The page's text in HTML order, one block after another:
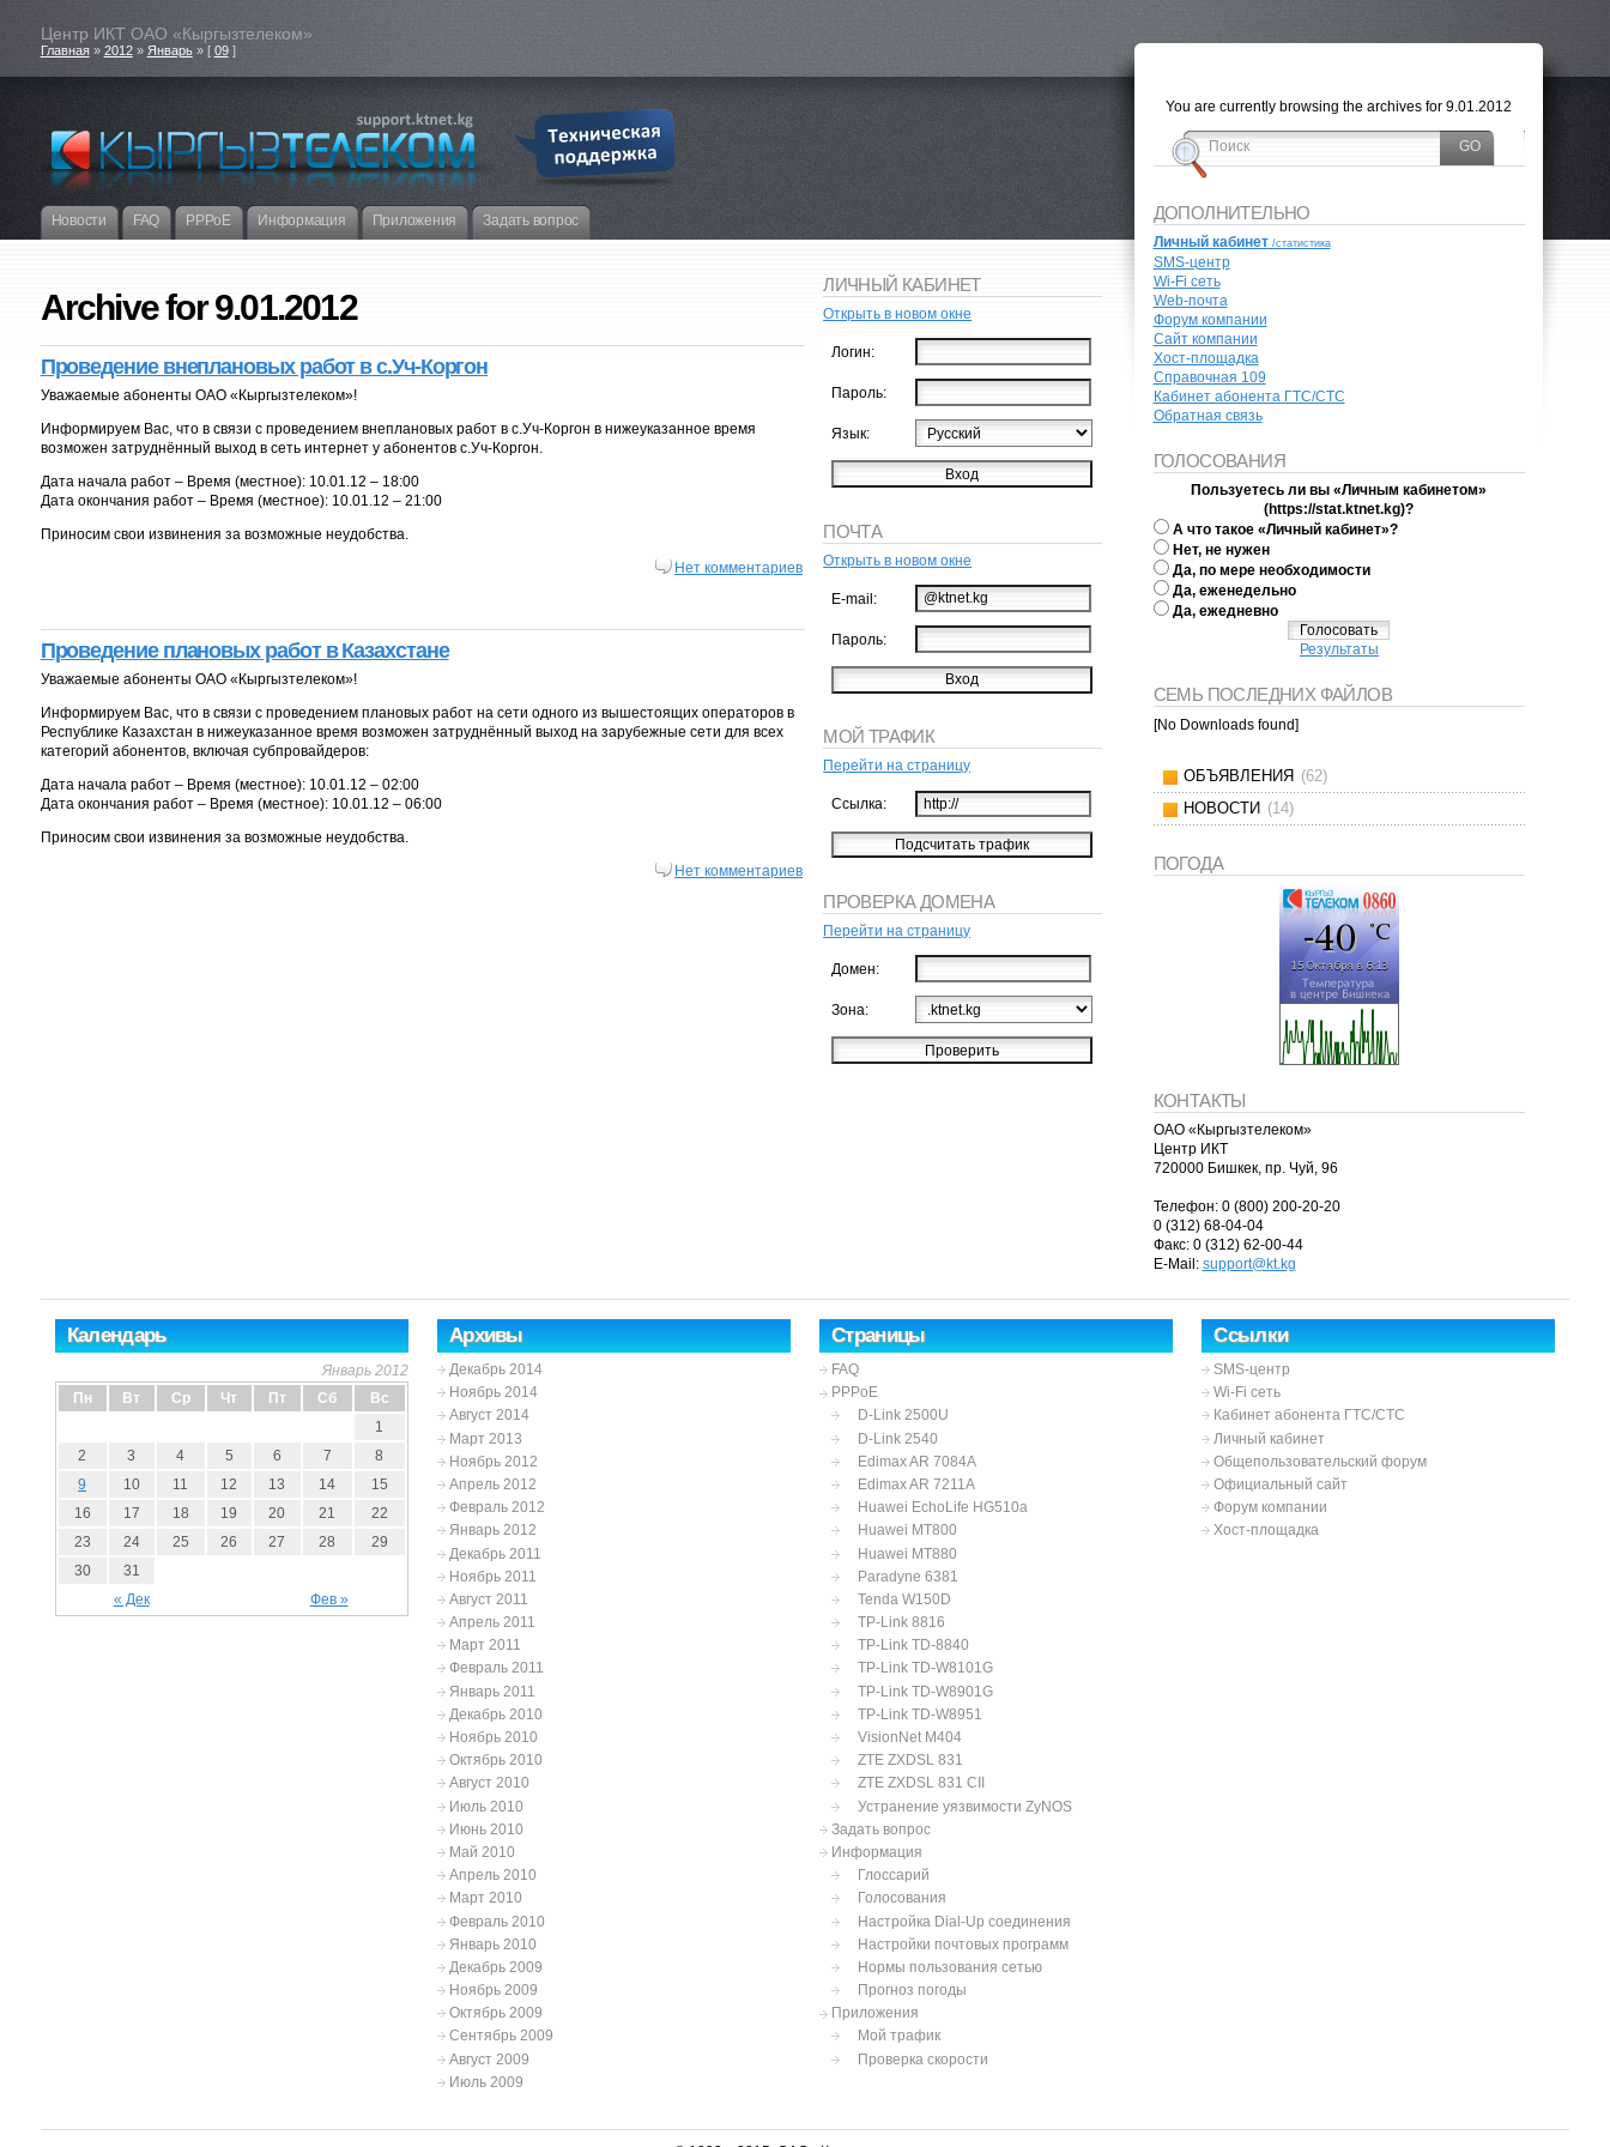
Центр ИКТ ОАО «Кыргызтелеком»
Главная» 2012» Январь» [ 09]
Новости FAQ PPPoE Информация Приложения Задать вопрос
Archive for 9.01.2012
Проведение внеплановых работ в с.Уч-Коргон
Уважаемые абоненты ОАО «Кыргызтелеком»!
Информируем Вас, что в связи с проведением внеплановых работ в с.Уч-Коргон в нижеуказанное время
возможен затруднённый выход в сеть интернет у абонентов с.Уч-Коргон.
Дата начала работ – Время (местное): 10.01.12 – 18:00
Дата окончания работ – Время (местное): 10.01.12 – 21:00
Приносим свои извинения за возможные неудобства.
Нет комментариев
Проведение плановых работ в Казахстане
Уважаемые абоненты ОАО «Кыргызтелеком»!
Информируем Вас, что в связи с проведением плановых работ на сети одного из вышестоящих операторов в
Республике Казахстан в нижеуказанное время возможен затруднённый выход на зарубежные сети для всех
категорий абонентов, включая субпровайдеров:
Дата начала работ – Время (местное): 10.01.12 – 02:00
Дата окончания работ – Время (местное): 10.01.12 – 06:00
Приносим свои извинения за возможные неудобства.
Нет комментариев
ЛИЧНЫЙ КАБИНЕТ
Открыть в новом окне
Логин:
Пароль:
Язык:
ПОЧТА
Открыть в новом окне
E-mail:
Пароль:
МОЙ ТРАФИК
Перейти на страницу
Ссылка:
ПРОВЕРКА ДОМЕНА
Перейти на страницу
Домен:
Зона:
You are currently browsing the archives for 9.01.2012
ДОПОЛНИТЕЛЬНО
Личный кабинет/cтатистика
SMS-центр
Wi-Fi сеть
Web-почта
Форум компании
Сайт компании
Хост-площадка
Справочная 109
Кабинет абонента ГТС/СТС
Обратная связь
ГОЛОСОВАНИЯ
Пользуетесь ли вы «Личным кабинетом»
(https://stat.ktnet.kg)?
А что такое «Личный кабинет»?
Нет, не нужен
Да, по мере необходимости
Да, еженедельно
Да, ежедневно
Результаты
СЕМЬ ПОСЛЕДНИХ ФАЙЛОВ
[No Downloads found]
ОБЪЯВЛЕНИЯ (62)
НОВОСТИ (14)
ПОГОДА
КОНТАКТЫ
ОАО «Кыргызтелеком»
Центр ИКТ
720000 Бишкек, пр. Чуй, 96
Телефон: 0 (800) 200-20-20
0 (312) 68-04-04
Факс: 0 (312) 62-00-44
E-Mail: support@kt.kg
Календарь
Январь 2012
Пн
Вт Ср Чт Пт Сб Вс
« Дек Фев »
1
2
3 4 5 6 7
8
9
10 11 12 13 14
15
16
17 18 19 20 21
22
23
24 25 26 27 28
29
30
31
Архивы
Декабрь 2014
Ноябрь 2014
Август 2014
Март 2013
Ноябрь 2012
Апрель 2012
Февраль 2012
Январь 2012
Декабрь 2011
Ноябрь 2011
Август 2011
Апрель 2011
Март 2011
Февраль 2011
Январь 2011
Декабрь 2010
Ноябрь 2010
Октябрь 2010
Август 2010
Июль 2010
Июнь 2010
Май 2010
Апрель 2010
Март 2010
Февраль 2010
Январь 2010
Декабрь 2009
Ноябрь 2009
Октябрь 2009
Сентябрь 2009
Август 2009
Июль 2009
Страницы
FAQ
PPPoE
D-Link 2500U
D-Link 2540
Edimax AR 7084A
Edimax AR 7211A
Huawei EchoLife HG510a
Huawei MT800
Huawei MT880
Paradyne 6381
Tenda W150D
TP-Link 8816
TP-Link TD-8840
TP-Link TD-W8101G
TP-Link TD-W8901G
TP-Link TD-W8951
VisionNet M404
ZTE ZXDSL 831
ZTE ZXDSL 831 CII
Устранение уязвимости ZyNOS
Задать вопрос
Информация
Глоссарий
Голосования
Настройка Dial-Up соединения
Настройки почтовых программ
Нормы пользования сетью
Прогноз погоды
Приложения
Мой трафик
Проверка скорости
Ссылки
SMS-центр
Wi-Fi сеть
Кабинет абонента ГТС/СТС
Личный кабинет
Общепользовательский форум
Официальный сайт
Форум компании
Хост-площадка